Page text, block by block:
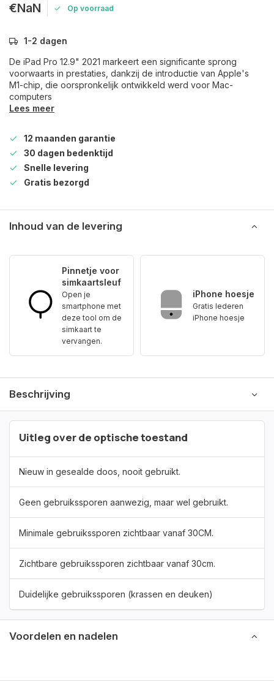
€NaN Op voorraad
1-2 dagen
De iPad Pro 12.9" 2021 markeert een significante sprong
voorwaarts in prestaties, dankzij de introductie van Apple's
M1-chip, die oorspronkelijk ontwikkeld werd voor Mac-
computers
Lees meer
12 maanden garantie
30 dagen bedenktijd
Snelle levering
Gratis bezorgd
Inhoud van de levering
Pinnetje voor
simkaartsleuf
Open je
smartphone met
deze tool om de
simkaart te
vervangen.
iPhone hoesje
Gratis lederen
iPhone hoesje
Beschrijving
Uitleg over de optische toestand
Nieuw in gesealde doos, nooit gebruikt.
Geen gebruikssporen aanwezig, maar wel gebruikt.
Minimale gebruikssporen zichtbaar vanaf 30CM.
Zichtbare gebruikssporen zichtbaar vanaf 30cm.
Duidelijke gebruikssporen (krassen en deuken)
Voordelen en nadelen